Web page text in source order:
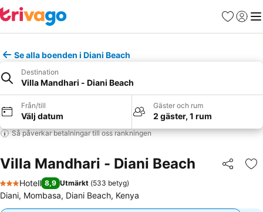
Favoriter
Logga
Se alla boenden i Diani Beach
Destination
Villa Mandhari - Diani Beach
Från/till
Välj datum
Gäster och rum
2 gäster, 1 rum
Så påverkar betalningar till oss rankningen
Villa Mandhari - Diani Beach Dela
3 Stjärnor
Hotell 8,9 Utmärkt (533 betyg)
Diani, Mombasa, Diani Beach, Kenya